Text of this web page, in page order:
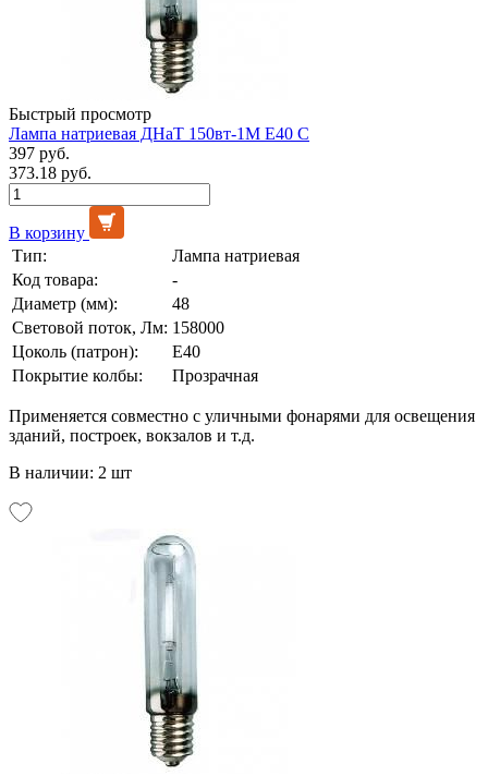
Быстрый просмотр
Лампа натриевая ДНаТ 150вт-1М Е40 С
397 руб.
373.18 руб.
В корзину
Тип:
Лампа натриевая
Код товара:
-
Диаметр (мм):
48
Световой поток, Лм: 158000
Цоколь (патрон):
E40
Покрытие колбы:
Прозрачная
Применяется совместно с уличными фонарями для освещения
зданий, построек, вокзалов и т.д.
В наличии: 2 шт